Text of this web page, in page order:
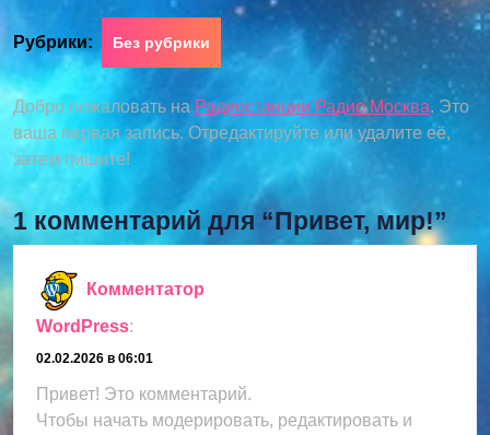
Рубрики: Без рубрики
Добро пожаловать на Радиостанции Радио Москва. Это
ваша первая запись. Отредактируйте или удалите её,
затем пишите!
1 комментарий для “Привет, мир!”
Комментатор
WordPress:
02.02.2026 в 06:01
Привет! Это комментарий.
Чтобы начать модерировать, редактировать и